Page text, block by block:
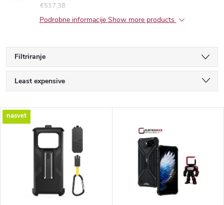
€517,38
Show more products
P
r
o
Least expensive
Bestsellers
L